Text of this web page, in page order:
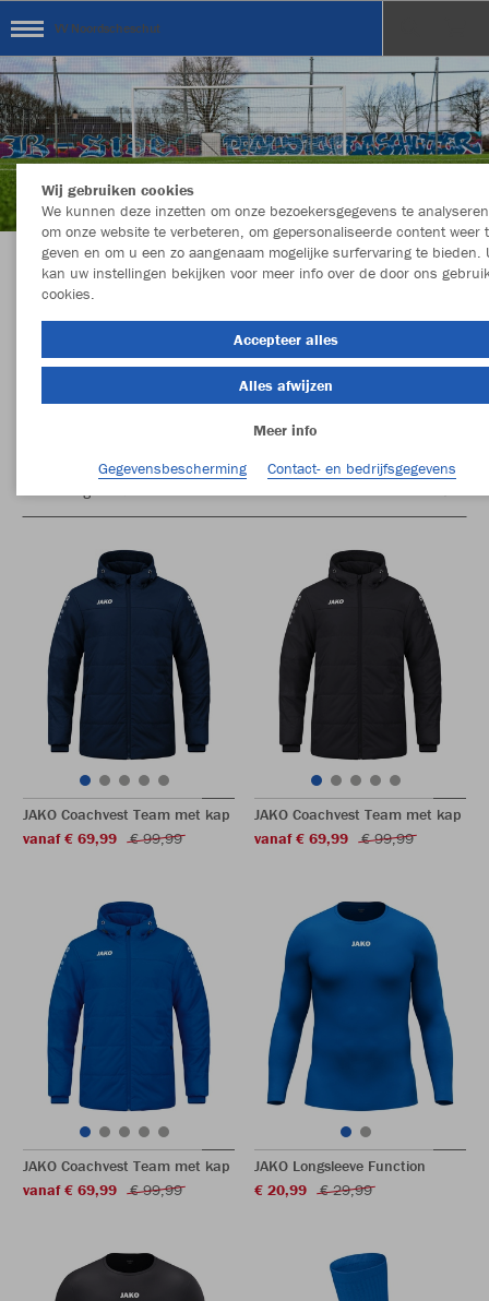
VV Noordscheschut
Welkom in de Teamshop van VV
JAKO Coachvest Team met kap
vanaf € 69,99
€ 99,99
JAKO Coachvest Team met kap
vanaf € 69,99
€ 99,99
JAKO Coachvest Team met kap
vanaf € 69,99
€ 99,99
JAKO Longsleeve Function
€ 20,99
€ 29,99
Wij gebruiken cookies
We kunnen deze inzetten om onze bezoekersgegevens te
om onze website te verbeteren, om gepersonaliseerde content weer
geven en om u een zo aangenaam mogelijke surfervaring te bieden.
kan uw instellingen bekijken voor meer info over de door ons
cookies.
Accepteer alles
Alles afwijzen
Meer info
Gegevensbescherming
Contact- en bedrijfsgegevens